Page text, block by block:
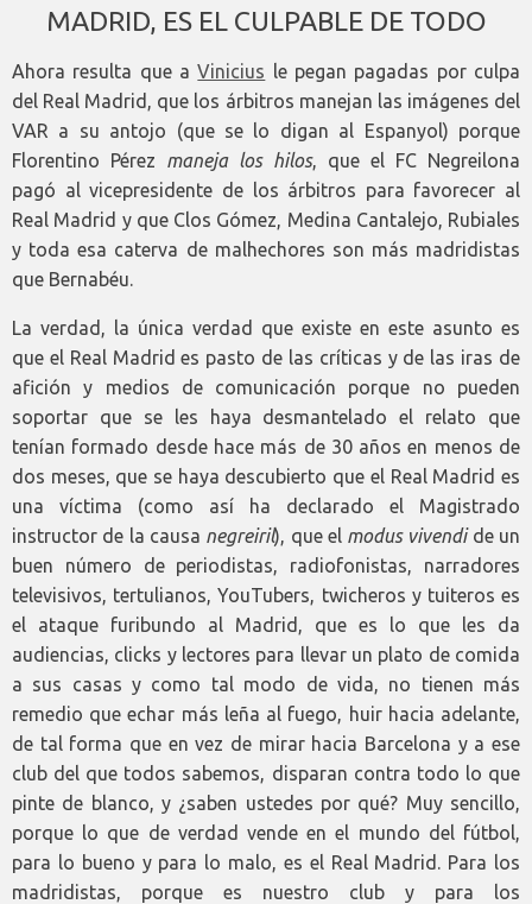
MADRID, ES EL CULPABLE DE TODO
Ahora resulta que aVinicius le pegan pagadas por culpa
del Real Madrid, que los árbitros manejan las imágenes del
VAR a su antojo (que se lo digan al Espanyol) porque
Florentino Pérez maneja los hilos, que el FC Negreilona
pagó al vicepresidente de los árbitros para favorecer al
Real Madrid y que Clos Gómez, Medina Cantalejo, Rubiales
y toda esa caterva de malhechores son más madridistas
que Bernabéu.
La verdad, la única verdad que existe en este asunto es
que el Real Madrid es pasto de las críticas y de las iras de
afición y medios de comunicación porque no pueden
soportar que se les haya desmantelado el relato que
tenían formado desde hace más de 30 años en menos de
dos meses, que se haya descubierto que el Real Madrid es
una víctima (como así ha declarado el Magistrado
instructor de la causa negreiril), que el modus vivendide un
buen número de periodistas, radiofonistas, narradores
televisivos, tertulianos, YouTubers, twicheros y tuiteros es
el ataque furibundo al Madrid, que es lo que les da
audiencias, clicks y lectores para llevar un plato de comida
a sus casas y como tal modo de vida, no tienen más
remedio que echar más leña al fuego, huir hacia adelante,
de tal forma que en vez de mirar hacia Barcelona y a ese
club del que todos sabemos, disparan contra todo lo que
pinte de blanco, y ¿saben ustedes por qué? Muy sencillo,
porque lo que de verdad vende en el mundo del fútbol,
para lo bueno y para lo malo, es el Real Madrid. Para los
madridistas, porque es nuestro club y para los